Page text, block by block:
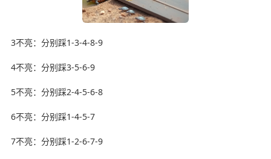
3不亮：分别踩1-3-4-8-9
4不亮：分别踩3-5-6-9
5不亮：分别踩2-4-5-6-8
6不亮：分别踩1-4-5-7
7不亮：分别踩1-2-6-7-9